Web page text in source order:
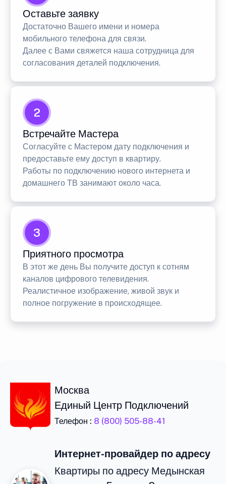
Оставьте заявку
Достаточно Вашего имени и номера
мобильного телефона для связи.
Далее с Вами свяжется наша сотрудница для
согласования деталей подключения.
2
Встречайте Мастера
Согласуйте с Мастером дату подключения и
предоставьте ему доступ в квартиру.
Работы по подключению нового интернета и
домашнего ТВ занимают около часа.
3
Приятного просмотра
В этот же день Вы получите доступ к сотням
каналов цифрового телевидения.
Реалистичное изображение, живой звук и
полное погружение в происходящее.
Москва
Единый Центр Подключений
Телефон : 8 (800) 505-88-41
Интернет-провайдер по адресу
Квартиры по адресу Медынская